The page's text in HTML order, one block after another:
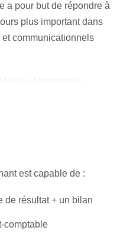
a pour but de répondre à
plus important dans
communicationnels
et comptable,
analyse des
professionnelle des
est capable de :
de résultat + un bilan
comptable